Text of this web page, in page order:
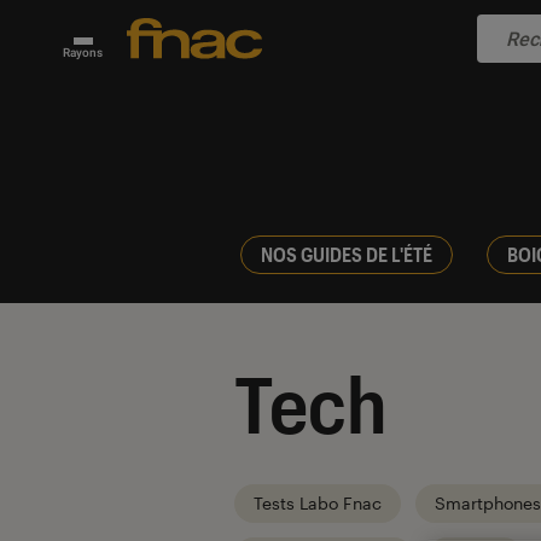
Rayons
NOS GUIDES DE L'ÉTÉ
Tech
Tests Labo Fnac Smartphones